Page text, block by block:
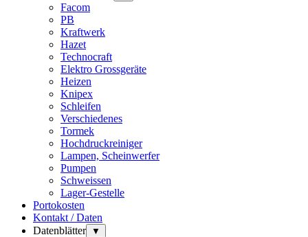
Facom
PB
Kraftwerk
Hazet
Technocraft
Elektro Grossgeräte
Heizen
Knipex
Schleifen
Verschiedenes
Tormek
Hochdruckreiniger
Lampen, Scheinwerfer
Pumpen
Schweissen
Lager-Gestelle
Portokosten
Kontakt / Daten
Datenblätter
▼